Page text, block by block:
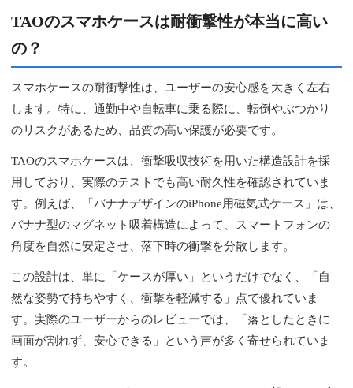
TAOのスマホケースは耐衝撃性が本当に高い
の？
スマホケースの耐衝撃性は、ユーザーの安心感を大きく左右
します。特に、通勤中や自転車に乗る際に、転倒やぶつかり
のリスクがあるため、品質の高い保護が必要です。
TAOのスマホケースは、衝撃吸収技術を用いた構造設計を採
用しており、実際のテストでも高い耐久性を確認されていま
す。例えば、「バナナデザインのiPhone用磁気式ケース」は、
バナナ型のマグネット吸着構造によって、スマートフォンの
角度を自然に安定させ、落下時の衝撃を分散します。
この設計は、単に「ケースが厚い」というだけでなく、「自
然な姿勢で持ちやすく、衝撃を軽減する」点で優れていま
す。実際のユーザーからのレビューでは、「落としたときに
画面が割れず、安心できる」という声が多く寄せられていま
す。